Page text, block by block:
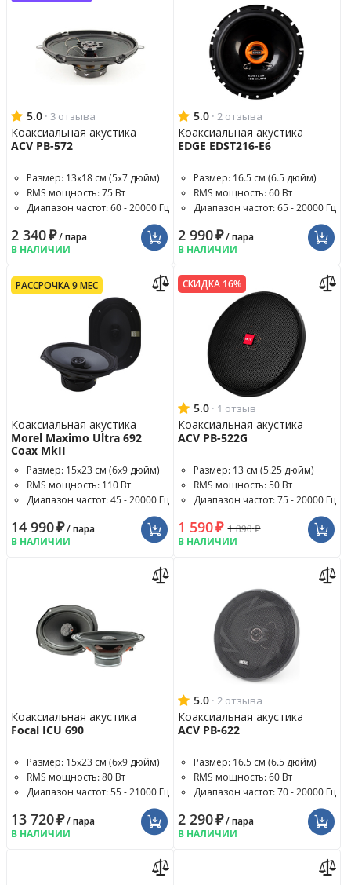
5.0 · 3 отзыва
Коаксиальная акустика
ACV PB-572
Размер: 13x18 см (5x7 дюйм)
RMS мощность: 75 Вт
Диапазон частот: 60 - 20000 Гц
2 340₽/ пара
В НАЛИЧИИ
5.0 · 2 отзыва
Коаксиальная акустика
EDGE EDST216-E6
Размер: 16.5 см (6.5 дюйм)
RMS мощность: 60 Вт
Диапазон частот: 65 - 20000 Гц
2 990₽/ пара
В НАЛИЧИИ
РАССРОЧКА 9 МЕС
Коаксиальная акустика
Morel Maximo Ultra 692
Coax MkII
Размер: 15x23 см (6x9 дюйм)
RMS мощность: 110 Вт
Диапазон частот: 45 - 20000 Гц
14 990₽/ пара
В НАЛИЧИИ
СКИДКА 16%
5.0 · 1 отзыв
Коаксиальная акустика
ACV PB-522G
Размер: 13 см (5.25 дюйм)
RMS мощность: 50 Вт
Диапазон частот: 75 - 20000 Гц
1 590₽ 1 890₽
В НАЛИЧИИ
Коаксиальная акустика
Focal ICU 690
Размер: 15x23 см (6x9 дюйм)
RMS мощность: 80 Вт
Диапазон частот: 55 - 21000 Гц
13 720₽/ пара
В НАЛИЧИИ
5.0 · 2 отзыва
Коаксиальная акустика
ACV PB-622
Размер: 16.5 см (6.5 дюйм)
RMS мощность: 60 Вт
Диапазон частот: 70 - 20000 Гц
2 290₽/ пара
В НАЛИЧИИ